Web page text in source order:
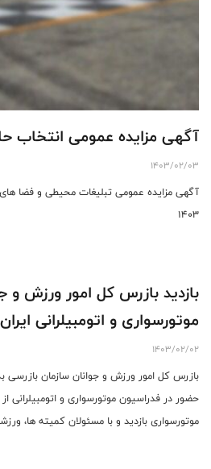
آگهی مزایده عمومی انتخاب
1403/02/03
آگهی مزایده عمومی تبلیغات محیطی و فضا
۱۴۰۳
بازدید بازرس کل امور ورزش و
موتورسواری و اتومبیلرانی ایران
1403/02/02
بازرس کل امور ورزش و جوانان سازمان بازرسی
حضور در فدراسیون موتورسواری و اتومبیلرانی
موتورسواری بازدید و با مسئولان کمیته ها،